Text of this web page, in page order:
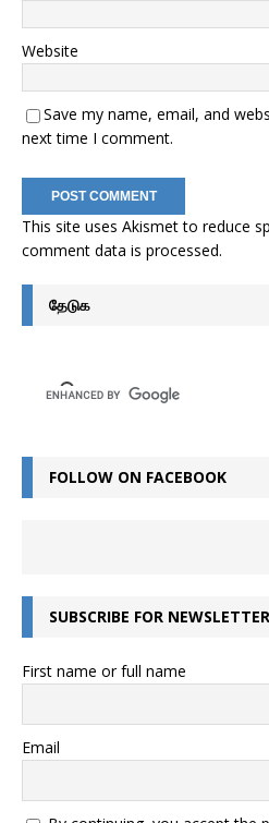
Website
Save my name, email, and
next time I comment.
This site uses Akismet to reduce
comment data is processed.
தேடுக
FOLLOW ON FACEBOOK
SUBSCRIBE FOR
First name or full name
Email